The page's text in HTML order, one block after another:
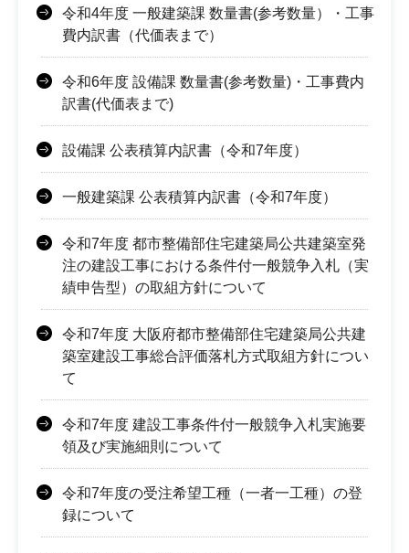
令和4年度 一般建築課 数量書(参考数量）・工事
費内訳書（代価表まで）
令和6年度 設備課 数量書(参考数量)・工事費内
訳書(代価表まで)
設備課 公表積算内訳書（令和7年度）
一般建築課 公表積算内訳書（令和7年度）
令和7年度 都市整備部住宅建築局公共建築室発
注の建設工事における条件付一般競争入札（実
績申告型）の取組方針について
令和7年度 大阪府都市整備部住宅建築局公共建
築室建設工事総合評価落札方式取組方針につい
て
令和7年度 建設工事条件付一般競争入札実施要
領及び実施細則について
令和7年度の受注希望工種（一者一工種）の登
録について